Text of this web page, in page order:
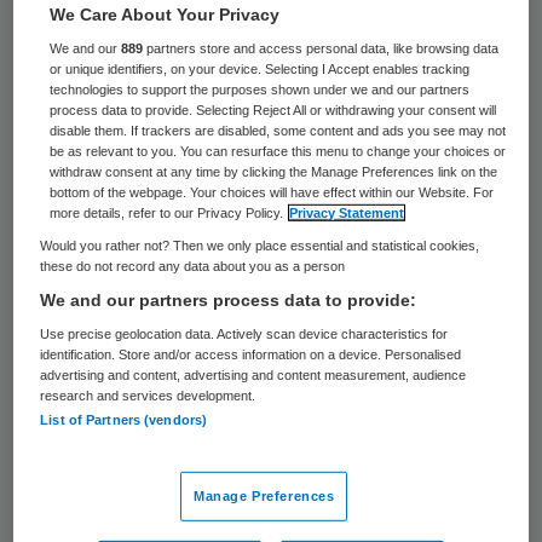
Beide Amerikanen die in Afrika het
ebolavirus hadden opgelopen, zijn genezen.
Hulpverleenster Nancy Writebol heeft het
ziekenhuis in Atlanta dinsdag verlaten. Ook
de arts Kent Brantly is hersteld. “Het is een
wonderbaarlijke dag. Ik ben dolblij dat ik
leef”, liet Brantly donderdag weten.
Brantly en Writebol zijn behandeld met het
experimentele serum ZMapp tegen de
gevreesde ziekte. De voorraad ZMapp is
inmiddels op.
Quarantaine
We Care About Your Privacy
We and our889 partners store and access personal data, like browsing data
or unique identifiers, on your device. Selecting I Accept enables tracking
technologies to support the purposes shown under we and our partners
process data to provide. Selecting Reject All or withdrawing your consent will
disable them. If trackers are disabled, some content and ads you see may not
be as relevant to you. You can resurface this menu to change your choices or
withdraw consent at any time by clicking the Manage Preferences link on the
bottom of the webpage. Your choices will have effect within our Website. For
more details, refer to our Privacy Policy.
Privacy Statement
Would you rather not? Then we only place essential and statistical cookies,
these do not record any data about you as a person
We and our partners process data to provide:
Use precise geolocation data. Actively scan device characteristics for
identification. Store and/or access information on a device. Personalised
advertising and content, advertising and content measurement, audience
research and services development.
List of Partners (vendors)
Manage Preferences